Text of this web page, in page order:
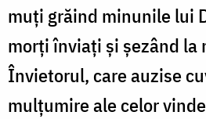
muţi grăind minunile lui
morţi înviaţi şi şezând la
Învietorul, care auzise
mulţumire ale celor